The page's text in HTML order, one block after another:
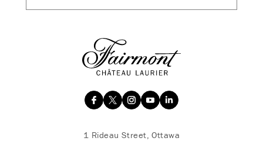
1 Rideau Street, Ottawa